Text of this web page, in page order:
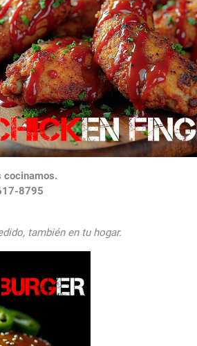
cocinamos.
8795
también en tu hogar.